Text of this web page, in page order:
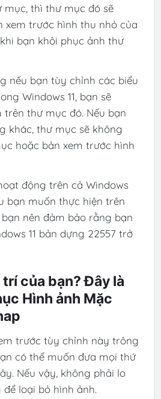
thì thư mục đó sẽ
xem trước hình thu nhỏ của
bạn khôi phục ảnh thư
nếu bạn tùy chỉnh các biểu
Windows 11, bạn sẽ
thư mục đó. Nếu bạn
khác, thư mục sẽ không
hoặc bản xem trước hình
động trên cả Windows
bạn muốn thực hiện trên
nên đảm bảo rằng bạn
11 bản dựng 22557 trở
của bạn? Đây là
Hình ảnh Mặc
trước tùy chỉnh này trông
có thể muốn đưa mọi thứ
Nếu vậy, không phải lo
loại bỏ hình ảnh.